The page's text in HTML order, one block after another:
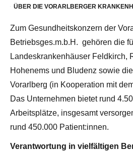
ÜBER DIE VORARLBERGER
Zum Gesundheitskonzern der
Betriebsges.m.b.H. gehören die
Landeskrankenhäuser Feldkirch,
Hohenems und Bludenz sowie
Vorarlberg (in Kooperation mit
Das Unternehmen bietet rund
Arbeitsplätze, insgesamt
rund 450.000 Patient:innen.
Verantwortung in vielfältigen